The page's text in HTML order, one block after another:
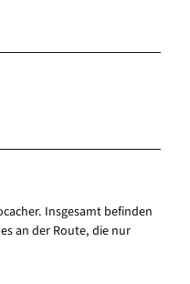
Insgesamt befinden
an der Route, die nur